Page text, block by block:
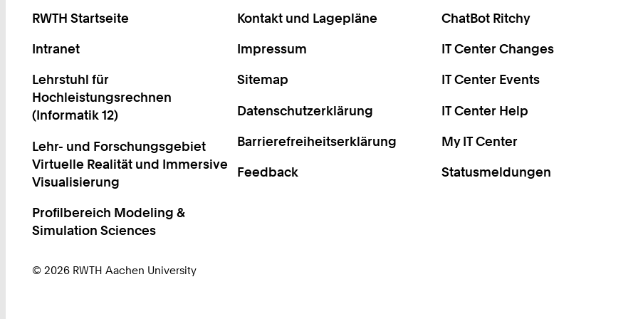
RWTH Startseite
Intranet
Lehrstuhl für
Hochleistungsrechnen
(Informatik 12)
Lehr- und Forschungsgebiet
Virtuelle Realität und Immersive
Visualisierung
Profilbereich Modeling &
Simulation Sciences
Kontakt und Lagepläne
Impressum
Sitemap
Datenschutzerklärung
Barrierefreiheitserklärung
Feedback
ChatBot Ritchy
IT Center Changes
IT Center Events
IT Center Help
My IT Center
Statusmeldungen
© 2026 RWTH Aachen University